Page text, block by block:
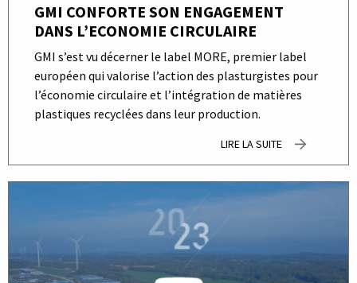
GMI CONFORTE SON ENGAGEMENT
DANS L’ECONOMIE CIRCULAIRE
GMI s’est vu décerner le label MORE, premier label
européen qui valorise l’action des plasturgistes pour
l’économie circulaire et l’intégration de matières
plastiques recyclées dans leur production.
LIRE LA SUITE